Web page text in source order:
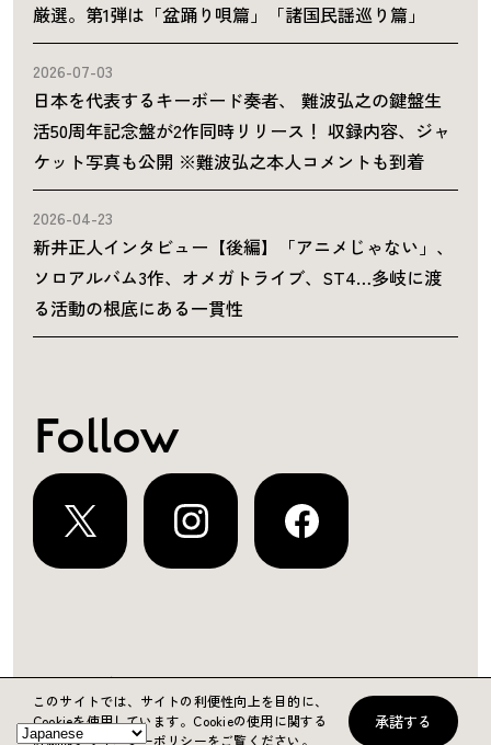
厳選。第1弾は「盆踊り唄篇」「諸国民謡巡り篇」
2026-07-03
日本を代表するキーボード奏者、 難波弘之の鍵盤生
活50周年記念盤が2作同時リリース！ 収録内容、ジャ
ケット写真も公開 ※難波弘之本人コメントも到着
2026-04-23
新井正人インタビュー【後編】「アニメじゃない」、
ソロアルバム3作、オメガトライブ、ST4…多岐に渡
る活動の根底にある一貫性
Follow
運営会社 プライバシーポリシー お問い合わせ
Copyright ©2024 KING RECORDS
このサイトでは、サイトの利便性向上を目的に、
Cookieを使用しています。Cookieの使用に関する
詳細はプライバシーポリシーをご覧ください。
承諾する